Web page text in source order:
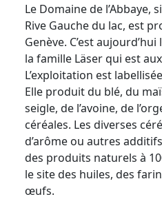
Le Domaine de l’Abbaye,
Rive Gauche du lac, est
Genève. C’est
la famille Läser qui est
L’exploitation est
Elle produit du blé, du
seigle, de l’avoine, de
céréales. Les diverses
d’arôme ou autres
des produits naturels à
le site des huiles, des
œufs.